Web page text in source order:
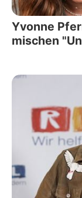
Yvonne
mischen